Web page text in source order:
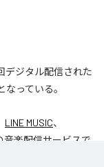
デジタル配信された
なっている。
LINE MUSIC、
音楽配信サービスで